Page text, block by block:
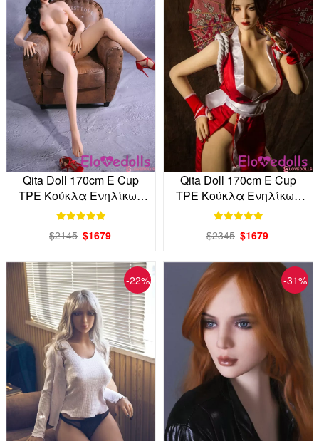
Qita Doll 170cm E Cup
TPE Κούκλα Ενηλίκων
από το εργοστάσιο
$2145 $1679
Qita Doll 170cm E Cup
TPE Κούκλα Ενηλίκων
από το εργοστάσιο
$2345 $1679
-22% -31%